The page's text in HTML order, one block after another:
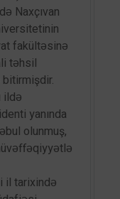
Naxçıvan
fakültəsinə
təhsil
ildə
yanında
olunmuş,
il tarixində